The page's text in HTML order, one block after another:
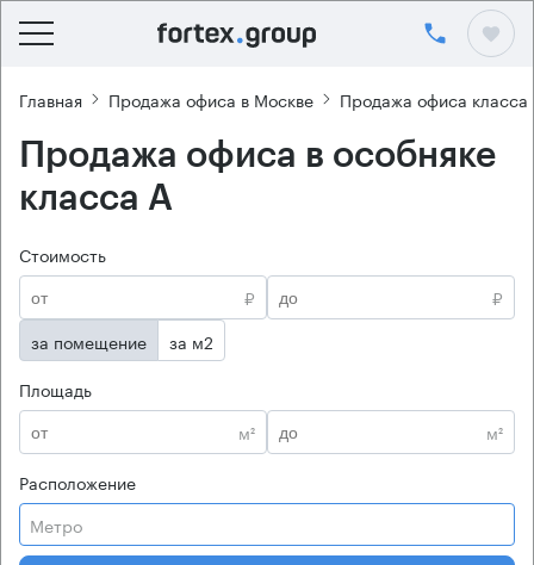
Главная Продажа офиса в Москве Продажа офиса класса
Продажа офиса в особняке
класса А
Стоимость
₽
₽
за помещение
за м2
Площадь
м²
м²
Расположение
Метро